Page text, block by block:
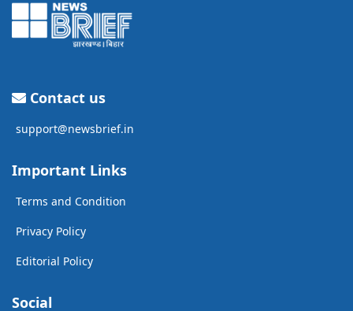
Contact us
support@newsbrief.in
Important Links
Terms and Condition
Privacy Policy
Editorial Policy
Social